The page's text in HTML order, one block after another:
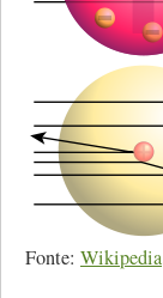
Fonte: Wikipedia